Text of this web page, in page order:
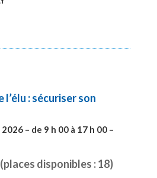
l’élu : sécuriser son
– de 9 h 00 à 17 h 00 –
(places disponibles : 18)